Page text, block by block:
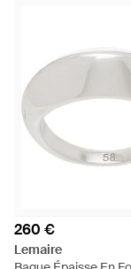
260 €
Lemaire